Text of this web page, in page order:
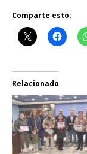
Comparte esto:
Relacionado